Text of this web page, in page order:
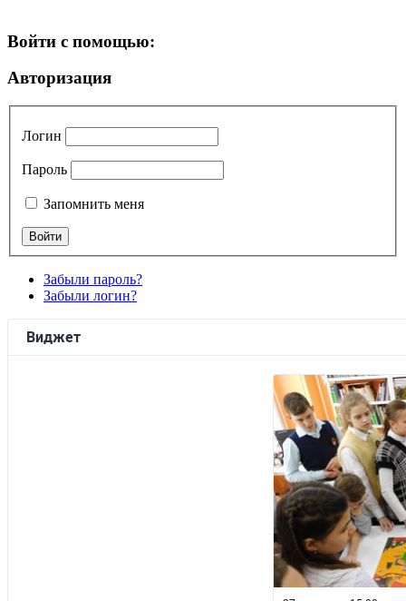
Войти с помощью:
Авторизация
Логин
Пароль
Запомнить меня
Забыли пароль?
Забыли логин?